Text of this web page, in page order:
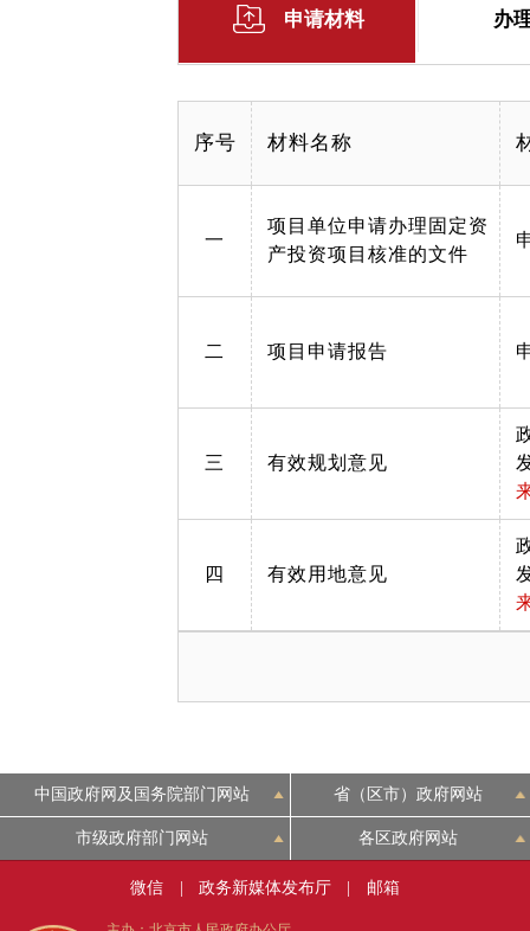
申请材料 办
序号 材料名称
一
项目单位申请办理固定资
产投资项目核准的文件
二 项目申请报告
三 有效规划意见
四 有效用地意见
中国政府网及国务院部门网站 省（区市）政府网站
市级政府部门网站 各区政府网站
微信 政务新媒体发布厅 邮箱